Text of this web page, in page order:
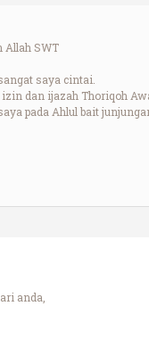
Allah SWT
saya cintai.
dan ijazah Thoriqoh
pada Ahlul bait
anda,